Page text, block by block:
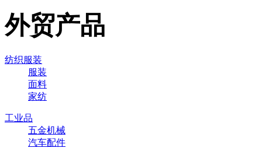
外贸产品
纺织服装
服装
面料
家纺
工业品
五金机械
汽车配件